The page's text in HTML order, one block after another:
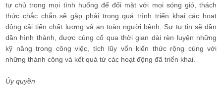
tự chủ trong mọi tình huống để đối mặt với mọi sóng gió, thách
thức chắc chắn sẽ gặp phải trong quá trình triển khai các hoạt
động cải tiến chất lượng và an toàn người bệnh. Sự tự tin sẽ dần
dần hình thành, được củng cố qua thời gian dài rèn luyện những
kỹ năng trong công việc, tích lũy vốn kiến thức rộng cùng với
những thành công và kết quả từ các hoạt động đã triển khai.
Ủy quyền